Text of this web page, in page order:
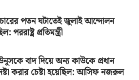
পতন ঘটাতেই জুলাই আন্দোলন
পররাষ্ট্র প্রতিমন্ত্রী
বাদ দিয়ে অন্য কাউকে প্রধান
করার চেষ্টা হয়েছিল: আসিফ নজরুল